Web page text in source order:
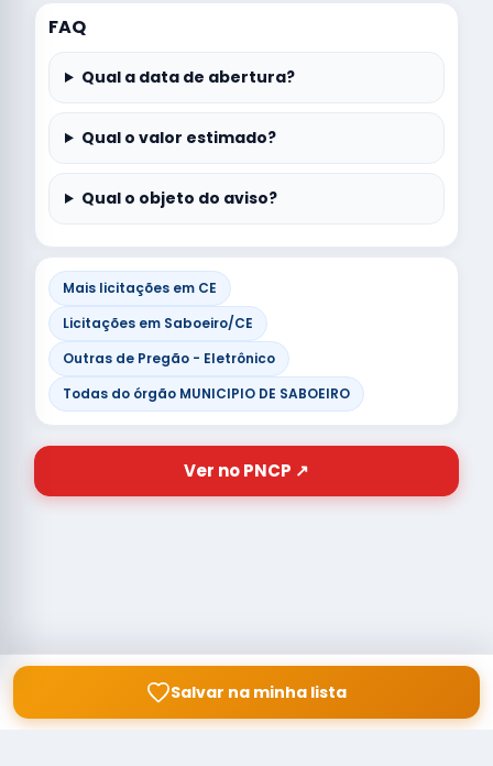
FAQ
Qual a data de abertura?
Qual o valor estimado?
Qual o objeto do aviso?
Mais licitações em CE
Licitações em Saboeiro/CE
Outras de Pregão - Eletrônico
Todas do órgão MUNICIPIO DE SABOEIRO
Ver no PNCP ↗
Salvar na minha lista